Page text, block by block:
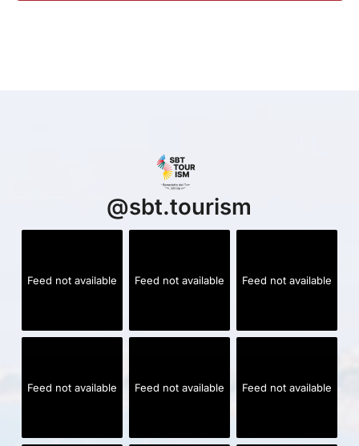
@sbt.tourism
Feed not available Feed not available Feed not available
Feed not available Feed not available Feed not available